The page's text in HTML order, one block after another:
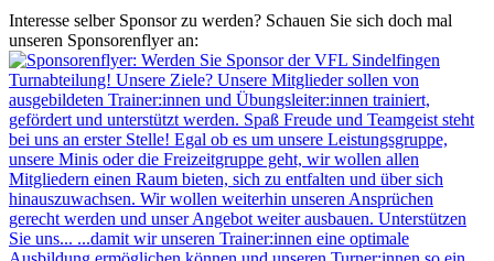
Interesse selber Sponsor zu werden? Schauen Sie sich doch mal
unseren Sponsorenflyer an: